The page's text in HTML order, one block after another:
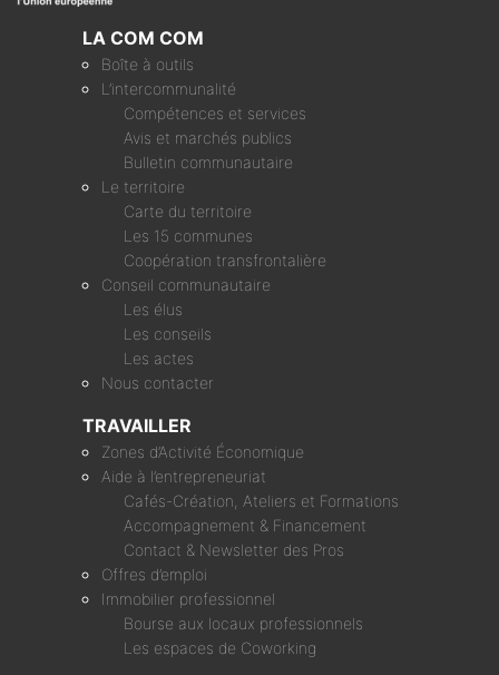
LA COM COM
Boîte à outils
L’intercommunalité
Compétences et services
Avis et marchés publics
Bulletin communautaire
Le territoire
Carte du territoire
Les 15 communes
Coopération transfrontalière
Conseil communautaire
Les élus
Les conseils
Les actes
Nous contacter
TRAVAILLER
Zones d’Activité Économique
Aide à l’entrepreneuriat
Cafés-Création, Ateliers et Formations
Accompagnement & Financement
Contact & Newsletter des Pros
Offres d’emploi
Immobilier professionnel
Bourse aux locaux professionnels
Les espaces de Coworking